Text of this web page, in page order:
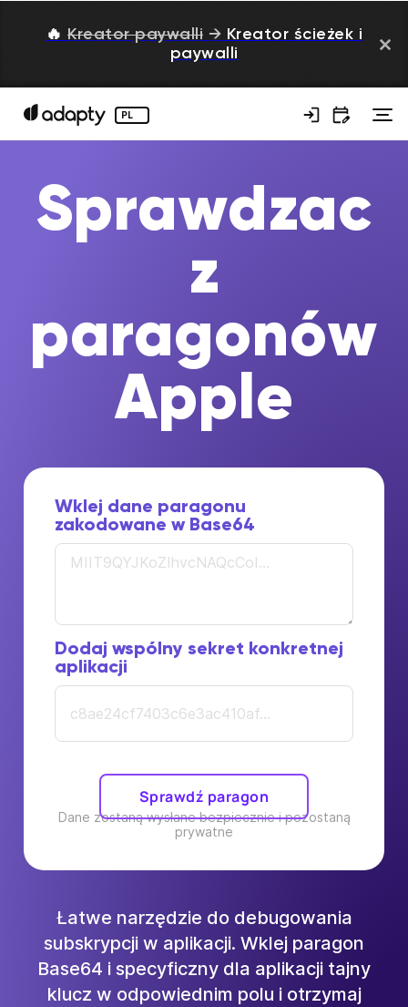
🔥 Kreator paywalli → Kreator ścieżek i
paywalli
PL
Sprawdzac
z
paragonów
Apple
Wklej dane paragonu
zakodowane w Base64
Dodaj wspólny sekret konkretnej
aplikacji
Sprawdź paragon
Dane zostaną wysłane bezpiecznie i pozostaną
prywatne
Łatwe narzędzie do debugowania
subskrypcji w aplikacji. Wklej paragon
Base64 i specyficzny dla aplikacji tajny
klucz w odpowiednim polu i otrzymaj